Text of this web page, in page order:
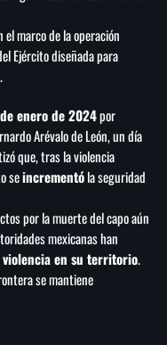
marco de la operación
Ejército diseñada para
enero de 2024por
Arévalo de León, un día
que, tras la violencia
seincrementóla seguridad
por la muerte del capo aún
mexicanas han
en su territorio.
se mantiene